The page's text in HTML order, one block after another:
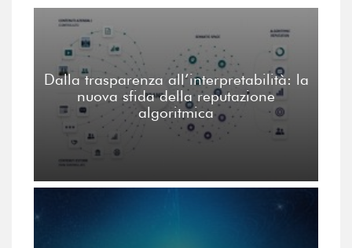
Dalla trasparenza all’interpretabilità: la
nuova sfida della reputazione
algoritmica